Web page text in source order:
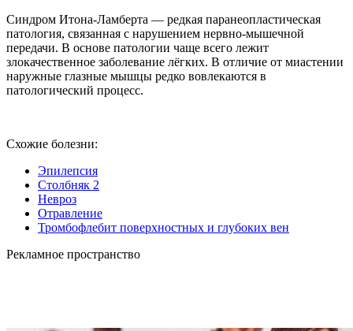
Синдром Итона-Ламберта — редкая паранеопластическая
патология, связанная с нарушением нервно-мышечной
передачи. В основе патологии чаще всего лежит
злокачественное заболевание лёгких. В отличие от миастении
наружные глазные мышцы редко вовлекаются в
патологический процесс.
Схожие болезни:
Эпилепсия
Столбняк 2
Невроз
Отравление
Тромбофлебит поверхностных и глубоких вен
Рекламное пространство